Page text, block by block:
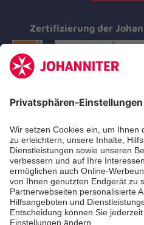
Zertifizierung der
Aus- &
Erste-
Jobs &